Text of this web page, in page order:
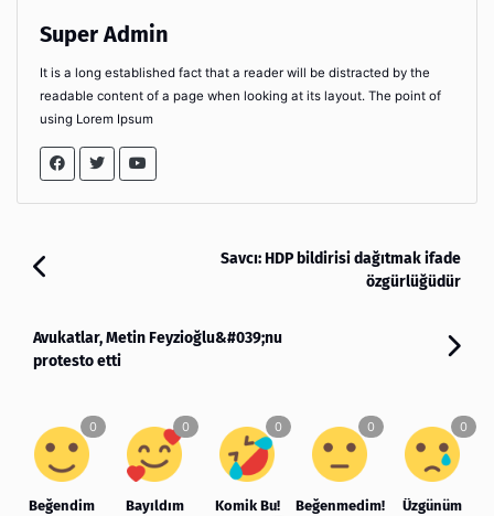
Super Admin
It is a long established fact that a reader will be distracted by the
readable content of a page when looking at its layout. The point of
using Lorem Ipsum
Savcı: HDP bildirisi dağıtmak ifade
özgürlüğüdür
Avukatlar, Metin Feyzioğlu&#039;nu
protesto etti
Beğendim Bayıldım Komik Bu! Beğenmedim! Üzgünüm